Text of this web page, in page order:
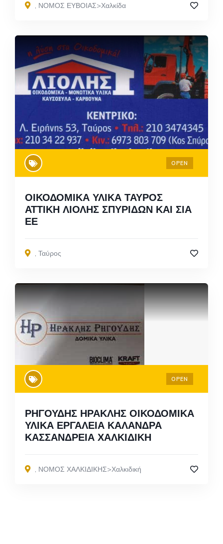
, ΝΟΜΟΣ ΕΥΒΟΙΑΣ>Χαλκίδα
OPEN
ΟΙΚΟΔΟΜΙΚΑ ΥΛΙΚΑ ΤΑΥΡΟΣ
ΑΤΤΙΚΗ ΛΙΟΛΗΣ ΣΠΥΡΙΔΩΝ ΚΑΙ ΣΙΑ
ΕΕ
, Ταύρος
OPEN
ΡΗΓΟΥΔΗΣ ΗΡΑΚΛΗΣ ΟΙΚΟΔΟΜΙΚΑ
ΥΛΙΚΑ ΕΡΓΑΛΕΙΑ ΚΑΛΑΝΔΡΑ
ΚΑΣΣΑΝΔΡΕΙΑ ΧΑΛΚΙΔΙΚΗ
, ΝΟΜΟΣ ΧΑΛΚΙΔΙΚΗΣ>Χαλκιδική